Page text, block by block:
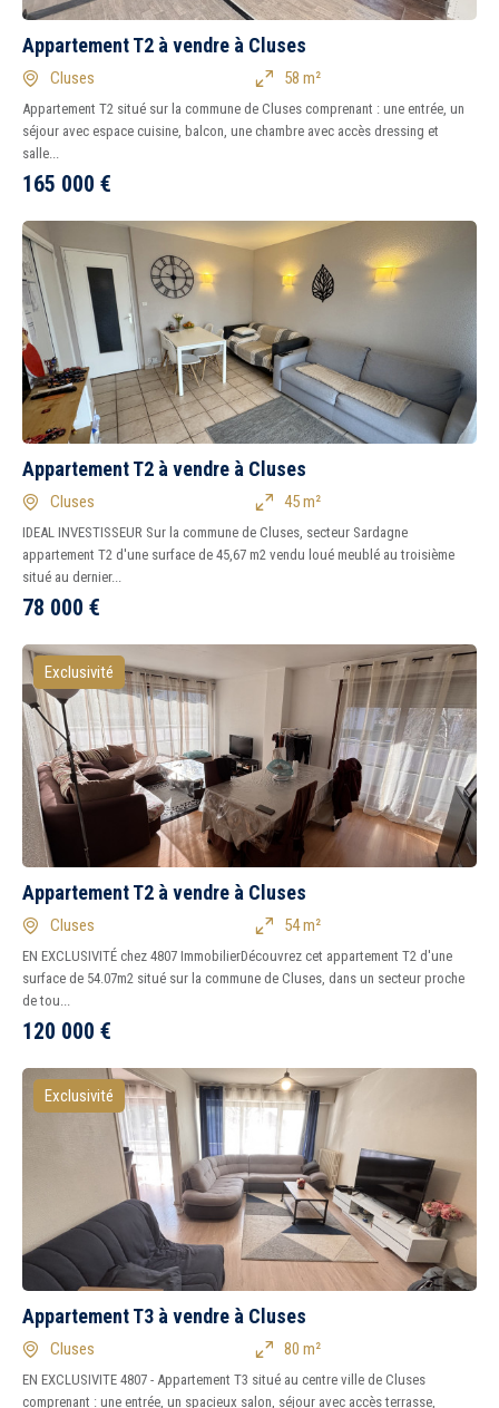
Tous Neuf
Appartement T2 à vendre à Cluses
Cluses 58 m²
Appartement T2 situé sur la commune de Cluses comprenant : une entrée, un
séjour avec espace cuisine, balcon, une chambre avec accès dressing et
salle...
165 000 €
Appartement T2 à vendre à Cluses
Cluses 45 m²
IDEAL INVESTISSEUR Sur la commune de Cluses, secteur Sardagne
appartement T2 d'une surface de 45,67 m2 vendu loué meublé au troisième
situé au dernier...
78 000 €
Exclusivité
Appartement T2 à vendre à Cluses
Cluses 54 m²
EN EXCLUSIVITÉ chez 4807 ImmobilierDécouvrez cet appartement T2 d'une
surface de 54.07m2 situé sur la commune de Cluses, dans un secteur proche
de tou...
120 000 €
Exclusivité
Appartement T3 à vendre à Cluses
Cluses 80 m²
EN EXCLUSIVITE 4807 - Appartement T3 situé au centre ville de Cluses
comprenant : une entrée, un spacieux salon, séjour avec accès terrasse,